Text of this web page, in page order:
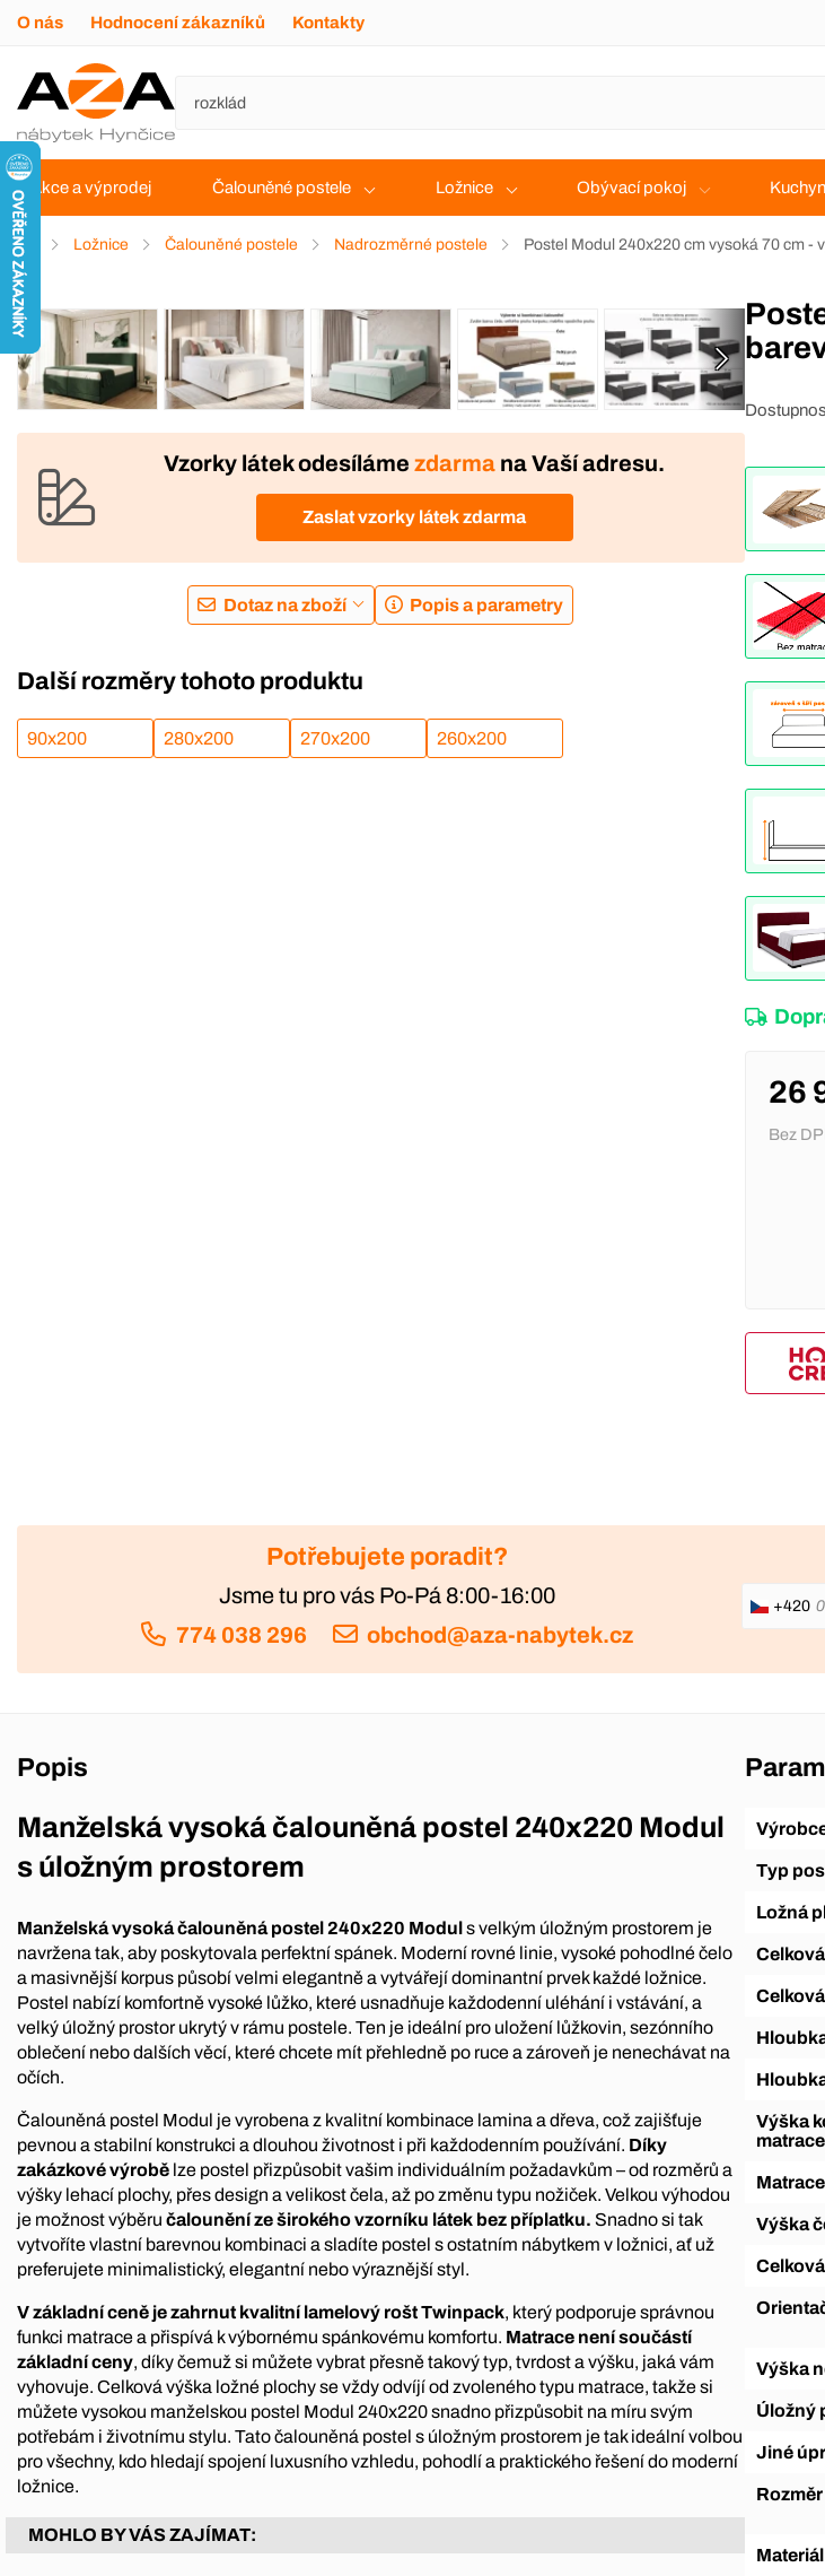
O nás Hodnocení zákazníků Kontakty
Akce a výprodej Čalouněné postele Ložnice Obývací pokoj
Ložnice Čalouněné postele Nadrozměrné postele Postel Modul 240x220 cm vysoká 70 cm -
VÝROBA
DOPRAVA ZDARMA
Vzorky látek odesílámezdarma na Vaší adresu.
Zaslat vzorky látek zdarma
Dotaz na zboží Popis a parametry
Další rozměry tohoto produktu
90x200 280x200 270x200 260x200
Postel Modul 240x220 cm vysoká 70 cm - výběr
26
Bez
Potřebujete poradit?
Jsme tu pro vás Po-Pá 8:00-16:00
774 038 296
obchod@aza-nabytek.cz
+420
Popis
Manželská vysoká čalouněná postel 240x220 Modul
s úložným prostorem
Manželská vysoká čalouněná postel 240x220 Moduls velkým úložným prostorem je
navržena tak, aby poskytovala perfektní spánek. Moderní rovné linie, vysoké pohodlné čelo
a masivnější korpus působí velmi elegantně a vytvářejí dominantní prvek každé ložnice.
Postel nabízí komfortně vysoké lůžko, které usnadňuje každodenní uléhání i vstávání, a
velký úložný prostor ukrytý v rámu postele. Ten je ideální pro uložení lůžkovin, sezónního
oblečení nebo dalších věcí, které chcete mít přehledně po ruce a zároveň je nenechávat na
očích.
Čalouněná postel Modul je vyrobena z kvalitní kombinace lamina a dřeva, což zajišťuje
pevnou a stabilní konstrukci a dlouhou životnost i při každodenním používání. Díky
zakázkové výrobě lze postel přizpůsobit vašim individuálním požadavkům – od rozměrů a
výšky lehací plochy, přes design a velikost čela, až po změnu typu nožiček. Velkou výhodou
je možnost výběru čalounění ze širokého vzorníku látek bez příplatku. Snadno si tak
vytvoříte vlastní barevnou kombinaci a sladíte postel s ostatním nábytkem v ložnici, ať už
preferujete minimalistický, elegantní nebo výraznější styl.
V základní ceně je zahrnut kvalitní lamelový rošt Twinpack, který podporuje správnou
funkci matrace a přispívá k výbornému spánkovému komfortu. Matrace není součástí
základní ceny, díky čemuž si můžete vybrat přesně takový typ, tvrdost a výšku, jaká vám
vyhovuje. Celková výška ložné plochy se vždy odvíjí od zvoleného typu matrace, takže si
můžete vysokou manželskou postel Modul 240x220 snadno přizpůsobit na míru svým
potřebám i životnímu stylu. Tato čalouněná postel s úložným prostorem je tak ideální volbou
pro všechny, kdo hledají spojení luxusního vzhledu, pohodlí a praktického řešení do moderní
ložnice.
MOHLO BY VÁS ZAJÍMAT:
Typ
Ložná
Výška korpusu (boku postele bez
Výška
Výška
Jiné
Materiál